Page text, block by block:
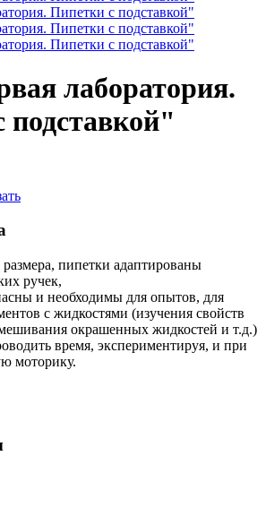
лаборатория.
подставкой"
пипетки адаптированы
ручек,
и необходимы для опытов, для
с жидкостями (изучения свойств
окрашенных жидкостей и т.д.)
время, экспериментируя, и при
моторику.